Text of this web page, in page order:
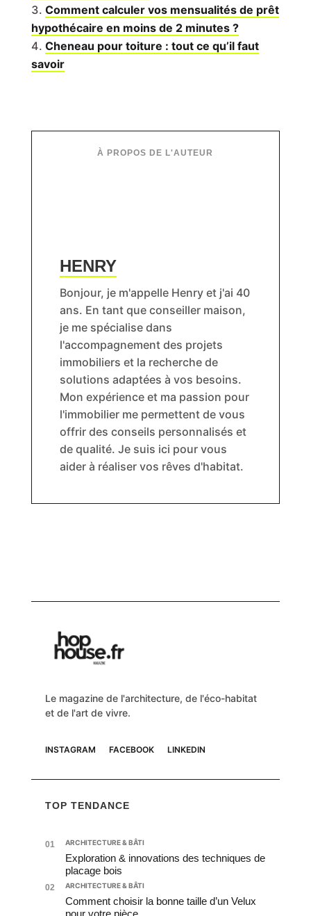
Comment calculer vos mensualités de prêt
hypothécaire en moins de 2 minutes ?
Cheneau pour toiture : tout ce qu’il faut
savoir
HENRY
Bonjour, je m'appelle Henry et j'ai 40
ans. En tant que conseiller maison,
je me spécialise dans
l'accompagnement des projets
immobiliers et la recherche de
solutions adaptées à vos besoins.
Mon expérience et ma passion pour
l'immobilier me permettent de vous
offrir des conseils personnalisés et
de qualité. Je suis ici pour vous
aider à réaliser vos rêves d'habitat.
Le magazine de l'architecture, de l'éco-habitat
et de l'art de vivre.
INSTAGRAM FACEBOOK LINKEDIN
TOP TENDANCE
01 ARCHITECTURE & BÂTI
Exploration & innovations des techniques de
placage bois
02 ARCHITECTURE & BÂTI
Comment choisir la bonne taille d’un Velux